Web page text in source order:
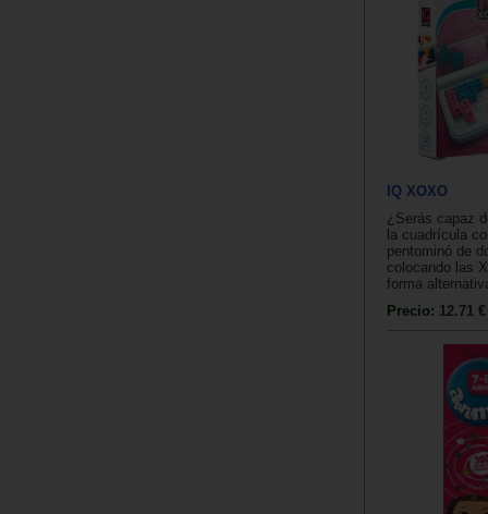
IQ XOXO
¿Serás capaz
la cuadrícula
pentominó de
colocando las
forma
Precio: 12.71 €